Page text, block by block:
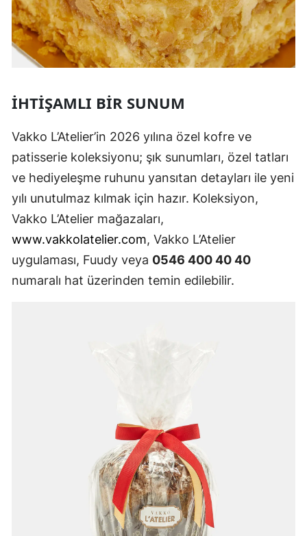
İHTIŞAMLI BIR SUNUM
Vakko L’Atelier’in 2026 yılına özel kofre ve
patisserie koleksiyonu; şık sunumları, özel tatları
ve hediyeleşme ruhunu yansıtan detayları ile yeni
yılı unutulmaz kılmak için hazır. Koleksiyon,
Vakko L’Atelier mağazaları,
www.vakkolatelier.com, Vakko L’Atelier
uygulaması, Fuudy veya 0546 400 40 40
numaralı hat üzerinden temin edilebilir.